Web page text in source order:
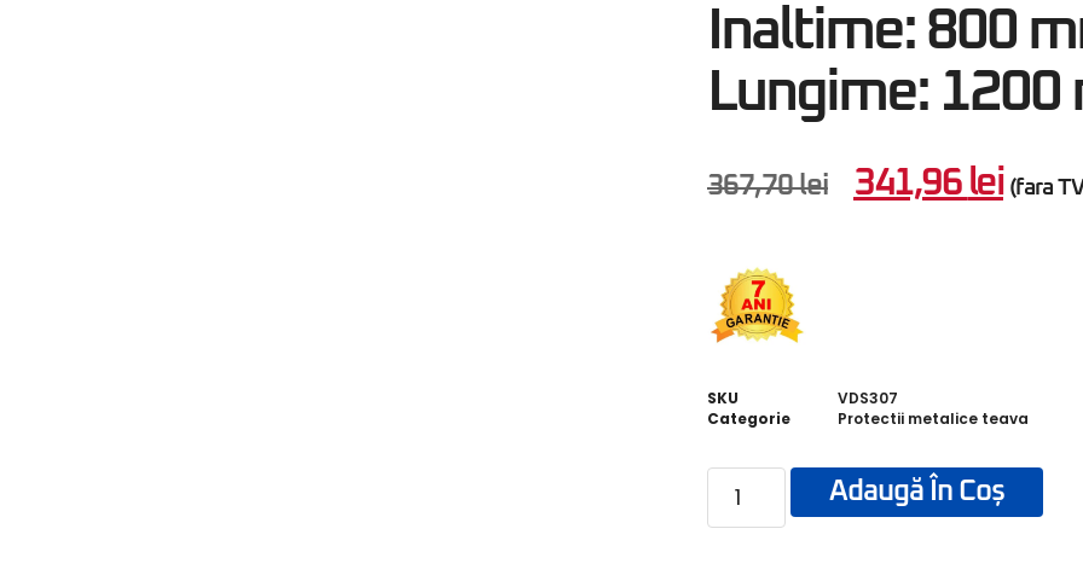
Inaltime: 800
Lungime: 1200
367,70lei 341,96 lei (fara
SKU
VDS307
Categorie
Protectii metalice teava
Adaugă În Coș